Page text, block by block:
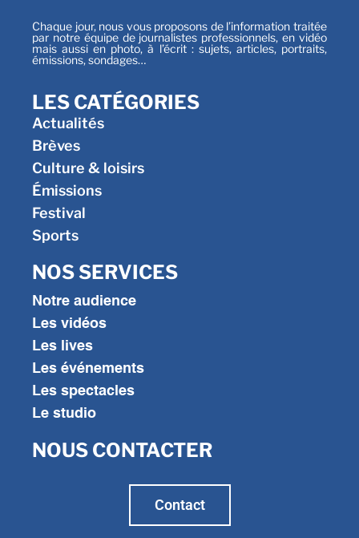
Chaque jour, nous vous proposons de l’information traitée
par notre équipe de journalistes professionnels, en vidéo
mais aussi en photo, à l’écrit : sujets, articles, portraits,
émissions, sondages…
LES CATÉGORIES
Actualités
Brèves
Culture & loisirs
Émissions
Festival
Sports
NOS SERVICES
Notre audience
Les vidéos
Les lives
Les événements
Les spectacles
Le studio
NOUS CONTACTER
Contact